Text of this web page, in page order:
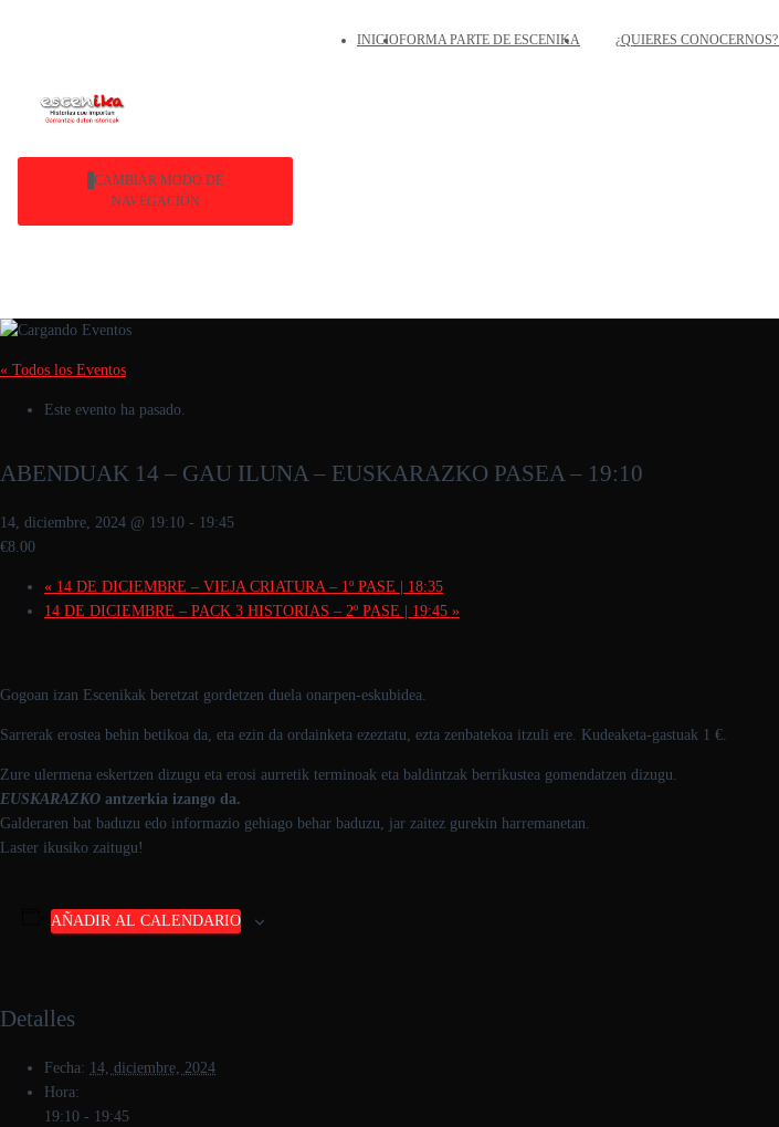
CAMBIAR MODO DE
NAVEGACIÓN
INICIOFORMA PARTE DE ESCENIKA ¿QUIERES CONOCERNOS?
« Todos los Eventos
Este evento ha pasado.
ABENDUAK 14 – GAU ILUNA – EUSKARAZKO PASEA – 19:10
14, diciembre, 2024 @ 19:10 - 19:45
€8.00
« 14 DE DICIEMBRE – VIEJA CRIATURA – 1º PASE | 18:35
14 DE DICIEMBRE – PACK 3 HISTORIAS – 2º PASE | 19:45 »
Gogoan izan Escenikak beretzat gordetzen duela onarpen-eskubidea.
Sarrerak erostea behin betikoa da, eta ezin da ordainketa ezeztatu, ezta zenbatekoa itzuli ere. Kudeaketa-gastuak 1 €.
Zure ulermena eskertzen dizugu eta erosi aurretik terminoak eta baldintzak berrikustea gomendatzen dizugu.
EUSKARAZKO antzerkia izango da.
Galderaren bat baduzu edo informazio gehiago behar baduzu, jar zaitez gurekin harremanetan.
Laster ikusiko zaitugu!
AÑADIR AL CALENDARIO
Detalles
Fecha: 14, diciembre, 2024
Hora:
19:10 - 19:45